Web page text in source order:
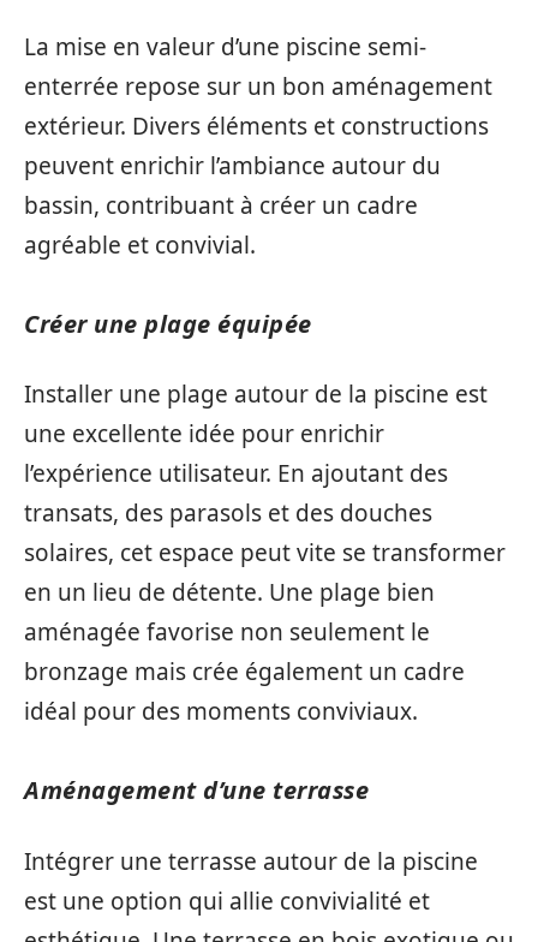
La mise en valeur d’une piscine semi-
enterrée repose sur un bon aménagement
extérieur. Divers éléments et constructions
peuvent enrichir l’ambiance autour du
bassin, contribuant à créer un cadre
agréable et convivial.
Créer une plage équipée
Installer une plage autour de la piscine est
une excellente idée pour enrichir
l’expérience utilisateur. En ajoutant des
transats, des parasols et des douches
solaires, cet espace peut vite se transformer
en un lieu de détente. Une plage bien
aménagée favorise non seulement le
bronzage mais crée également un cadre
idéal pour des moments conviviaux.
Aménagement d’une terrasse
Intégrer une terrasse autour de la piscine
est une option qui allie convivialité et